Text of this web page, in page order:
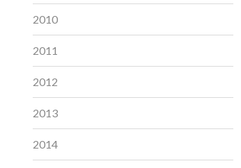
2010
2011
2012
2013
2014